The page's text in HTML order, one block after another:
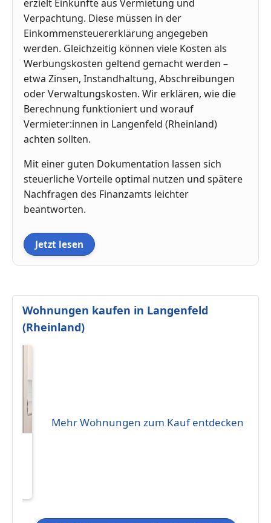
erzielt Einkünfte aus Vermietung und
Verpachtung. Diese müssen in der
Einkommensteuererklärung angegeben
werden. Gleichzeitig können viele Kosten als
Werbungskosten geltend gemacht werden –
etwa Zinsen, Instandhaltung, Abschreibungen
oder Verwaltungskosten. Wir erklären, wie die
Berechnung funktioniert und worauf
Vermieter:innen in Langenfeld (Rheinland)
achten sollten.
Mit einer guten Dokumentation lassen sich
steuerliche Vorteile optimal nutzen und spätere
Nachfragen des Finanzamts leichter
beantworten.
Jetzt lesen
Wohnungen kaufen in Langenfeld
(Rheinland)
Mehr Wohnungen zum Kauf entdecken